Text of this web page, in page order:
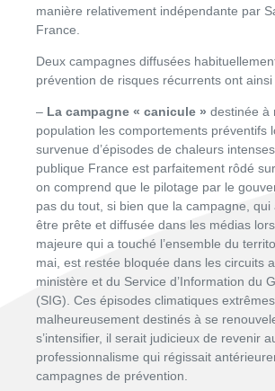
manière relativement indépendante par
France.
Deux campagnes diffusées
prévention de risques récurrents ont
– La campagne « canicule » destinée à
population les comportements préventifs
survenue d’épisodes de chaleurs
publique France est parfaitement rôdé
on comprend que le pilotage par le
pas du tout, si bien que la campagne, qui
être prête et diffusée dans les médias
majeure qui a touché l’ensemble du
mai, est restée bloquée dans les circuits
ministère et du Service d’Information du
(SIG). Ces épisodes climatiques
malheureusement destinés à se
s’intensifier, il serait judicieux de revenir
professionnalisme qui régissait
campagnes de prévention.